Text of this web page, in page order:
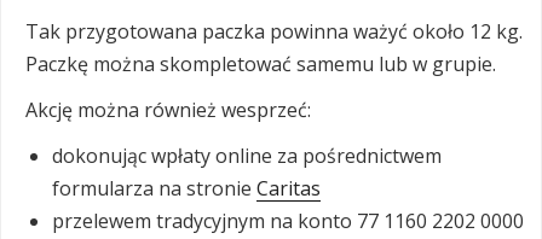
Tak przygotowana paczka powinna ważyć około 12 kg.
Paczkę można skompletować samemu lub w grupie.
Akcję można również wesprzeć:
dokonując wpłaty online za pośrednictwem
formularza na stronie Caritas
przelewem tradycyjnym na konto 77 1160 2202 0000